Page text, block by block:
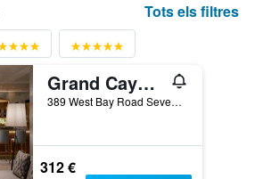
Tots els filtres
Grand Cayman Marriott Resort
389 West Bay Road Seven Mile Beach, P.O. Box 30371, George Town, Illes Caiman
312 €